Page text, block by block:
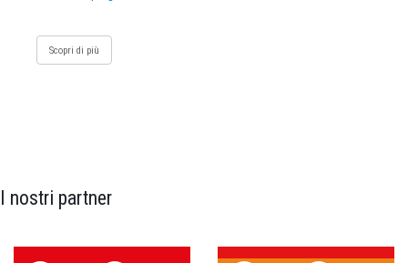
Scopri di più
I nostri partner